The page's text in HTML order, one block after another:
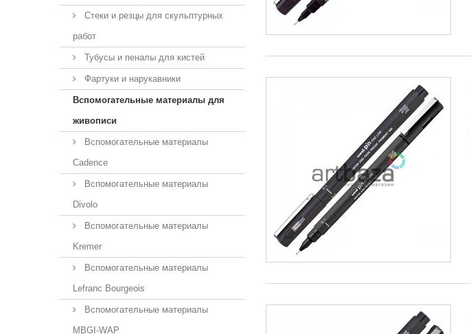
Стеки и резцы для скульптурных
работ
Тубусы и пеналы для кистей
Фартуки и нарукавники
Вспомогательные материалы для
живописи
Вспомогательные материалы
Cadence
Вспомогательные материалы
Divolo
Вспомогательные материалы
Kremer
Вспомогательные материалы
Lefranc Bourgeois
Вспомогательные материалы
MBGI-WAP